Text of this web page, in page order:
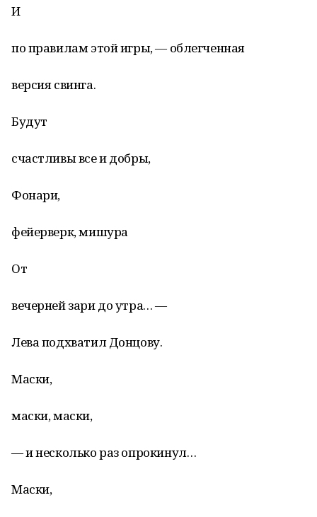
И
по правилам этой игры, — облегченная
версия свинга.
Будут
счастливы все и добры,
Фонари,
фейерверк, мишура
От
вечерней зари до утра… —
Лева подхватил Донцову.
Маски,
маски, маски,
— и несколько раз опрокинул…
Маски,